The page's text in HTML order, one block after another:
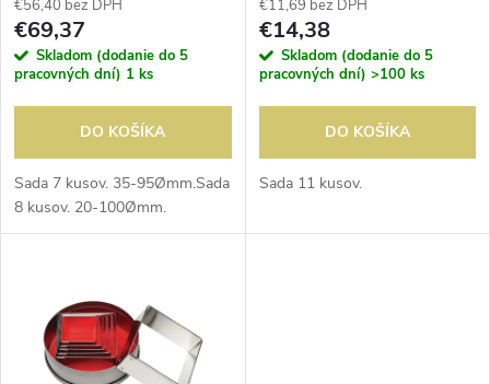
r
o
d
u
r
o
d
u
k
€56,40 bez DPH
€69,37
Skladom (dodanie do 5
pracovných dní) 1 ks
DO KOŠÍKA
Sada 7 kusov. 35-95Ømm.Sada
8 kusov. 20-100Ømm.
€11,69 bez DPH
€14,38
Skladom (dodanie do 5
pracovných dní) >100 ks
DO KOŠÍKA
Sada 11 kusov.